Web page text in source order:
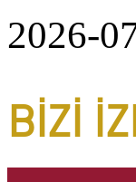
2026-
BIZI